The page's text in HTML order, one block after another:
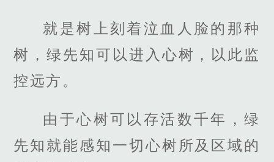
就是树上刻着泣血人脸的那种
树，绿先知可以进入心树，以此监
控远方。
由于心树可以存活数千年，绿
先知就能感知一切心树所及区域的